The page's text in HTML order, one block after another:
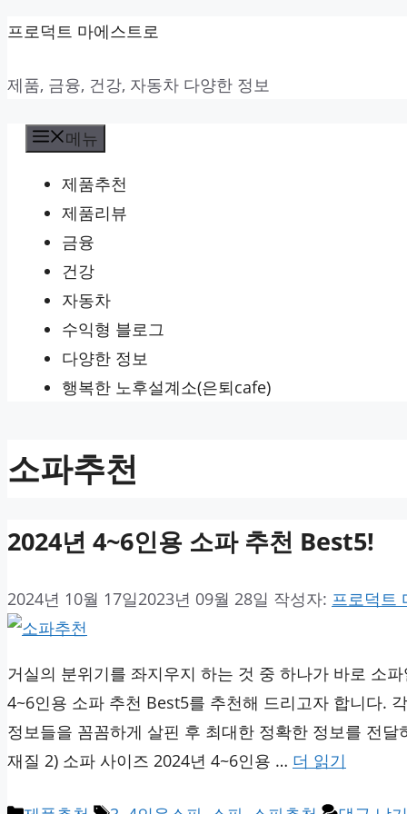
컨
츠
프로덕트 마에스트로
제품, 금융, 건강, 자동차 다양한 정보
메뉴
제품추천
제품리뷰
금융
건강
자동차
수익형 블로그
다양한 정보
행복한 노후설계소(은퇴cafe)
소파추천
2024년 4~6인용 소파 추천 Best5!
2024년 10월 17일2023년 09월 28일 작성자: 프로덕트
거실의 분위기를 좌지우지 하는 것 중 하나가 바로 소
4~6인용 소파 추천 Best5를 추천해 드리고자 합니다.
정보들을 꼼꼼하게 살핀 후 최대한 정확한 정보를 전
재질 2) 소파 사이즈 2024년 4~6인용 … 더 읽기